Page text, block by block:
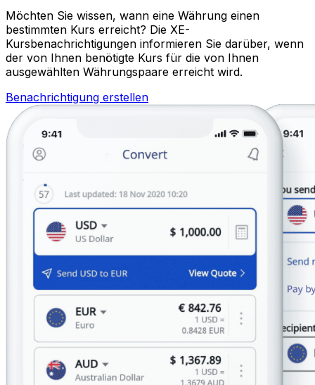
Möchten Sie wissen, wann eine Währung einen
bestimmten Kurs erreicht? Die XE-
Kursbenachrichtigungen informieren Sie darüber, wenn
der von Ihnen benötigte Kurs für die von Ihnen
ausgewählten Währungspaare erreicht wird.
Benachrichtigung erstellen